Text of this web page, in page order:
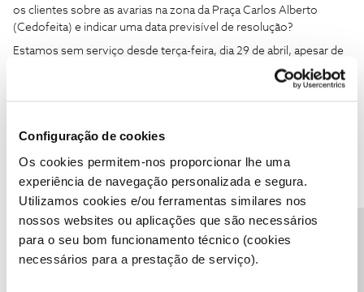
Configuração de cookies
Os cookies permitem-nos proporcionar lhe uma
experiência de navegação personalizada e segura.
Utilizamos cookies e/ou ferramentas similares nos
nossos websites ou aplicações que são necessários
para o seu bom funcionamento técnico (cookies
necessários para a prestação de serviço).
os clientes sobre as avarias na zona da Praça Carlos Alberto
(Cedofeita) e indicar uma data previsível de resolução?
Estamos sem serviço desde terça-feira, dia 29 de abril, apesar de
este estar a ser devidamente pago. Trata-se de um alojamento
local com hóspedes em regime de teletrabalho, o que tem um
Até ao momento, não tenho qualquer resposta concreta nem
soluções apresentadas pela NOS — apenas silêncio e falta de
comunicação, o que demonstra uma clara falta de consideração
para com clientes que continuam a pagar por um serviço que não
Devo continuar a suportar prejuízos enquanto aguardo até
penalização? Esta situação é incompreensível: não é razoável